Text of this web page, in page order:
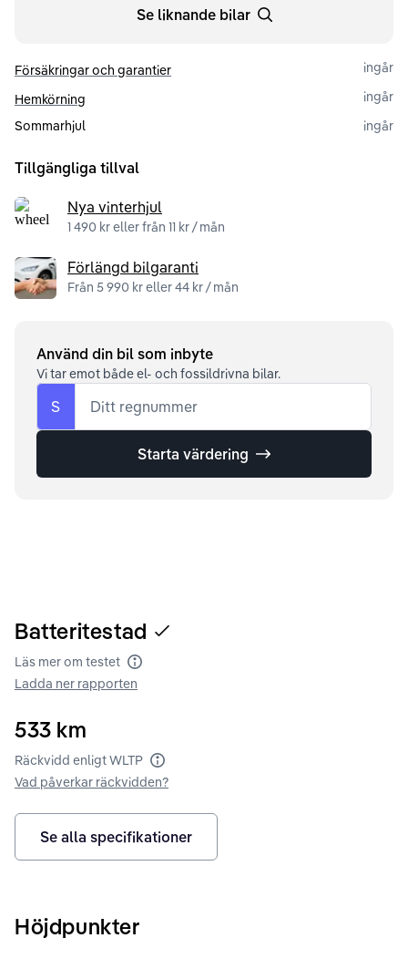
Se liknande bilar
Försäkringar och garantier
ingår
Hemkörning
ingår
Sommarhjul
ingår
Tillgängliga tillval
Nya vinterhjul
1 490 kr eller från 11 kr / mån
Förlängd bilgaranti
Från 5 990 kr eller 44 kr / mån
Använd din bil som inbyte
Vi tar emot både el- och fossildrivna bilar.
S Ditt regnummer
Starta värdering
Batteritestad
Läs mer om testet Batteritest
Ladda ner rapporten
533 km
Räckvidd enligt WLTP Räckvidd enligt WLTP
Vad påverkar räckvidden?
Se alla specifikationer
Höjdpunkter